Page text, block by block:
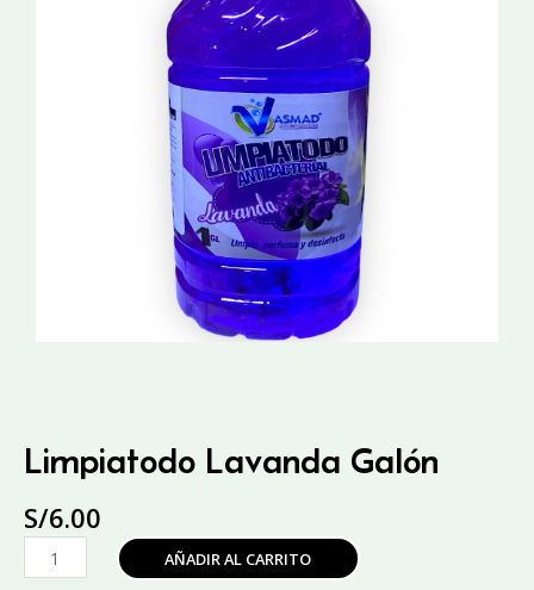
Limpiatodo Lavanda Galón
S/6.00
Limpiatodo
Lavanda
AÑADIR AL CARRITO